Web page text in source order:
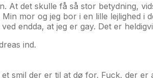
det skulle få så stor betydning,
mor og jeg bor i en lille lejlighed i
endda, at jeg er gay. Det er
ind.
smil der er til at dø for. Fuck, der er